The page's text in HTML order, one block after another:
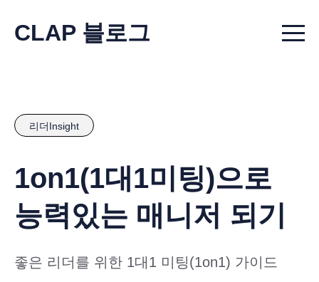
CLAP 블로그 Menu
리더Insight
1on1(1대1미팅)으로
능력있는 매니저 되기
좋은 리더를 위한 1대1 미팅(1on1) 가이드